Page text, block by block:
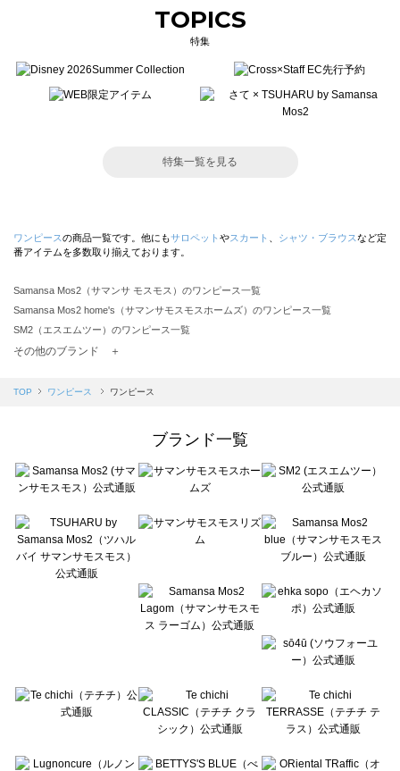
TOPICS
特集
特集一覧を見る
ワンピースの商品一覧です。他にもサロペット やスカート シャツ・ブラウスなど定
番アイテムを多数取り揃えております。
Samansa Mos2（サマンサ モスモス）のワンピース一覧
Samansa Mos2 home's（サマンサモスモスホームズ）のワンピース一覧
SM2（エスエムツー）のワンピース一覧
TSUHARU by Samansa Mos2（ツハルバイサマンサモスモス）のワンピース一覧
Samansa Mos2 blue（サマンサモスモス ブルー）のワンピース一覧
sō4ū（ソウフォーユー）のワンピース一覧
Te chichi（テチチ）のワンピース一覧
Te chichi CLASSIC（テチチ クラシック）のワンピース一覧
Lugnoncure（ルノンキュール）のワンピース一覧
BETTY'S BLUE（べティーズブルー）のワンピース一覧
Wpc.（ワールドパーティー）のワンピース一覧
その他のブランド ＋
TOP ワンピース ワンピース
ブランド一覧